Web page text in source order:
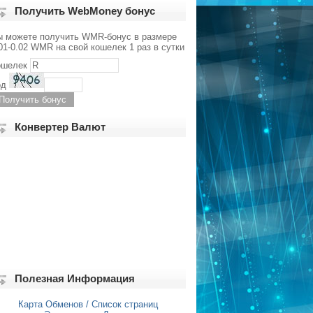
Получить WebMoney бонус
можете получить WMR-бонус в размере
0.02 WMR на свой кошелек 1 раз в сутки
Конвертер Валют
Полезная Информация
Карта Обменов / Список страниц